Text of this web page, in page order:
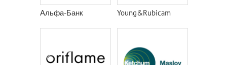
Альфа-Банк Young&Rubicam